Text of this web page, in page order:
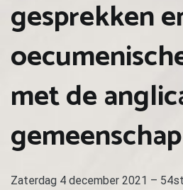
gesprekken
met de
Zaterdag 4 december 2021 –